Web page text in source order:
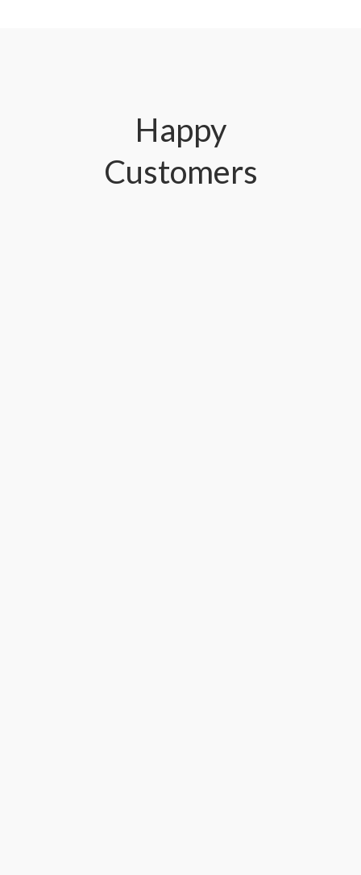
Happy
Customers